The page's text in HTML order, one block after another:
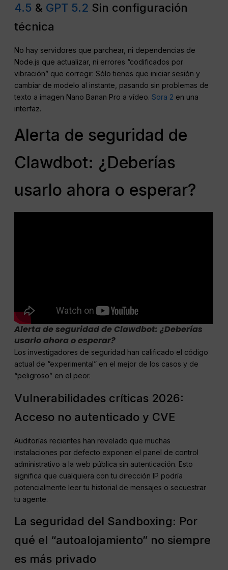
4.5 & GPT 5.2 Sin configuración
técnica
No hay servidores que parchear, ni dependencias de
Node.js que actualizar, ni errores “codificados por
vibración” que corregir. Sólo tienes que iniciar sesión y
cambiar de modelo al instante, pasando sin problemas de
texto a imagen Nano Banan Pro a vídeo.Sora 2 en una
interfaz.
Alerta de seguridad de
Clawdbot: ¿Deberías
usarlo ahora o esperar?
Alerta de seguridad de Clawdbot: ¿Deberías
usarlo ahora o esperar?
Los investigadores de seguridad han calificado el código
actual de “experimental” en el mejor de los casos y de
“peligroso” en el peor.
Vulnerabilidades críticas 2026:
Acceso no autenticado y CVE
Auditorías recientes han revelado que muchas
instalaciones por defecto exponen el panel de control
administrativo a la web pública sin autenticación. Esto
significa que cualquiera con tu dirección IP podría
potencialmente leer tu historial de mensajes o secuestrar
tu agente.
La seguridad del Sandboxing: Por
qué el “autoalojamiento” no siempre
es más privado